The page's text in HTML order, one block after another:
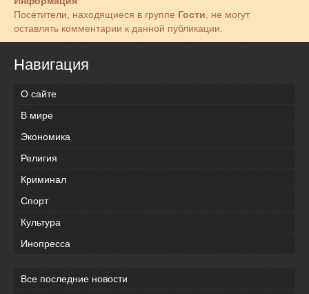
Посетители, находящиеся в группе Гости, не могут
оставлять комментарии к данной публикации.
Навигация
О сайте
В мире
Экономика
Религия
Криминал
Спорт
Культура
Инопресса
Все последние новости